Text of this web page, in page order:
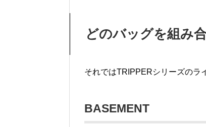
どのバッグを組み
それではTRIPPERシリーズのラ
BASEMENT